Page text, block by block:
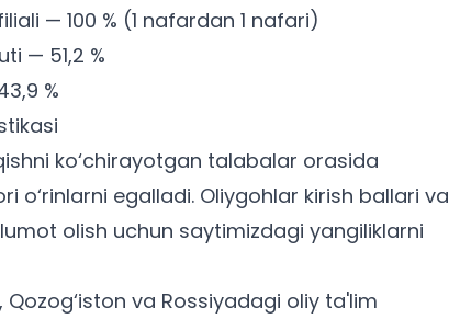
— 100 % (1 nafardan 1 nafari)
— 51,2 %
%
ko‘chirayotgan talabalar orasida
o‘rinlarni egalladi. Oliygohlar kirish ballari va
olish uchun saytimizdagi yangiliklarni
Qozog‘iston va Rossiyadagi oliy ta'lim